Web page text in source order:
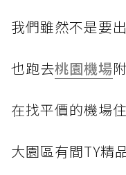
我們雖然不是要
也跑去桃園機場
在找平價的機場
大園區有間TY精